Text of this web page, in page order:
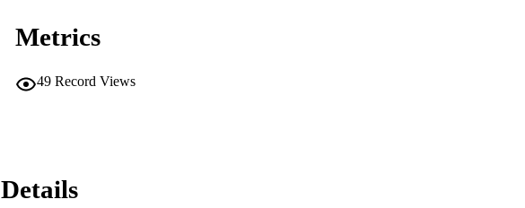
Metrics
49 Record Views
Details